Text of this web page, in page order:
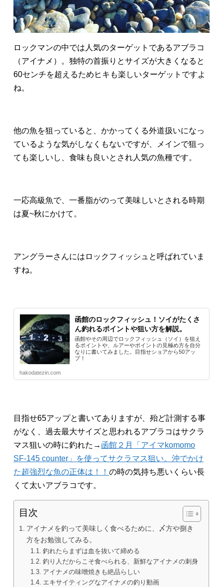
ロックマンの中では人気のターゲットであるアブラコ
（アイナメ）。独特の首振りとサイズが大きくなると
60センチを超えるためヒキも楽しいターゲットですよ
ね。
他の魚を狙っていると、かかってくる外道扱いになっ
ているような気がしなくもないですが、メインで狙っ
ても楽しいし、食味も良いとされ人気の魚種です。
一応高級魚で、一番脂がのって美味しいとされる時期
は夏~秋にかけて。
アングラーさんにはロックフィッシュと呼ばれていま
すね。
函館のロックフィッシュ！ソイがたくさ
ん釣れるポイントや狙い方を解説。
函館やその周辺でロックフィッシュ（ソイ）を狙え
るポイントや、ルアーやポイントの見極め方を自分
なりに書いてみました。目指せショアから50アッ
プ！
hakodatezin.com
目指せ65アップと書いてありますが、殆ど計測する事
がなく、過去最大サイズと思われるアブラコはサクラ
マス狙いの時に釣れた→ 函館２月「アイマkomomo
SF-145 counter」を使ってサクラマス狙い。沖でかけ
た超強烈な魚の正体は！！の時の気持ち悪いくらい長
くて太いアブラコです。
目次
アイナメを釣って美味しく食べるために、〆方や捌き
方をお勉強してみる。
釣れたらまずは血を抜いて締める
釣り人だからこそ食べられる、新鮮なアイナメの刺身
アイナメの味噌焼きも絶品らしい
エキサイティングなアイナメの釣り動画